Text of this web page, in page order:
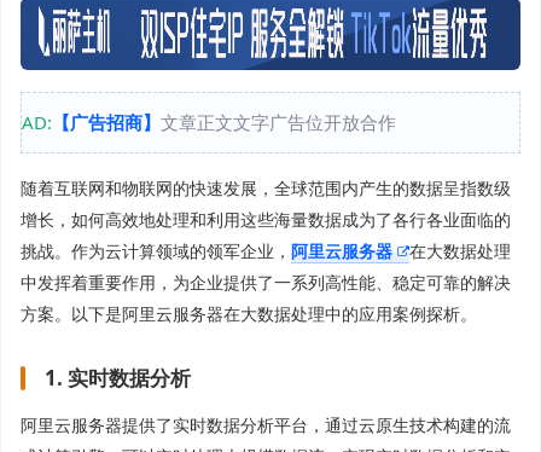
AD: 【广告招商】 文章正文文字广告位开放合作
随着互联网和物联网的快速发展，全球范围内产生的数据呈指数级
增长，如何高效地处理和利用这些海量数据成为了各行各业面临的
挑战。作为云计算领域的领军企业， 阿里云服务器
在大数据处理
中发挥着重要作用，为企业提供了一系列高性能、稳定可靠的解决
方案。以下是阿里云服务器在大数据处理中的应用案例探析。
1. 实时数据分析
阿里云服务器提供了实时数据分析平台，通过云原生技术构建的流